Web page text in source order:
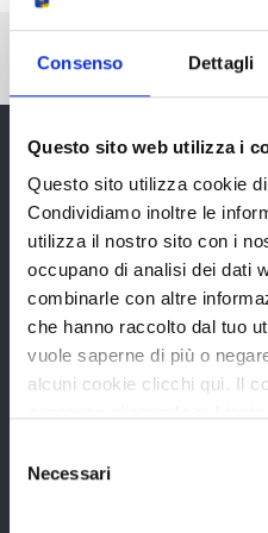
Consenso Dettagli
Questo sito web utilizza i
Questo sito utilizza cookie
Condividiamo inoltre le
utilizza il nostro sito con i
occupano di analisi dei dati
combinarle con altre
che hanno raccolto dal tuo
vuole saperne di più o
alcuni cookie clicchi qui. Il
tasto "Rifiuta".
delNecessari
Ultima modifica: 31 Gennaio 2025
Provincia
La Provincia
Statuto e Regolamenti